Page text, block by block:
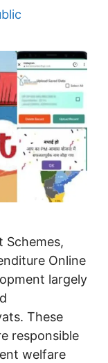
Schemes,
Online
largely
These
responsible
welfare